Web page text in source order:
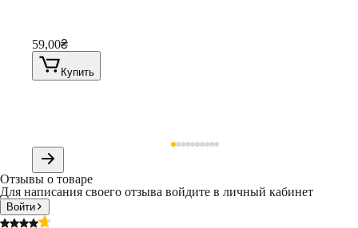
59,00₴
Купить
Отзывы о товаре
Для написания своего отзыва войдите в личный кабинет
Войти